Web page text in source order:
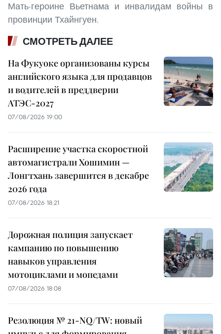
Мать-героине Вьетнама и инвалидам войны в
провинции Тхайнгуен.
СМОТРЕТЬ ДАЛЕЕ
На Фукуоке организованы курсы
английского языка для продавцов
и водителей в преддверии
АТЭС-2027
07/08/2026 19:00
Расширение участка скоростной
автомагистрали Хошимин —
Лонгтхань завершится в декабре
2026 года
07/08/2026 18:21
Дорожная полиция запускает
кампанию по повышению
навыков управления
мотоциклами и мопедами
07/08/2026 18:08
Резолюция № 21-NQ/TW: новый